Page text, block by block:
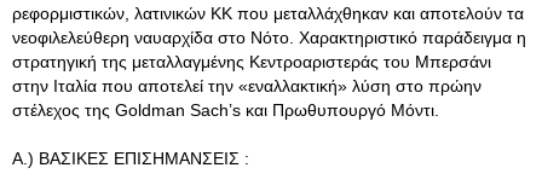
ρεφορμιστικών, λατινικών ΚΚ που μεταλλάχθηκαν και αποτελούν τα
νεοφιλελεύθερη ναυαρχίδα στο Νότο. Χαρακτηριστικό παράδειγμα η
στρατηγική της μεταλλαγμένης Κεντροαριστεράς του Μπερσάνι
στην Ιταλία που αποτελεί την «εναλλακτική» λύση στο πρώην
στέλεχος της Goldman Sach’s και Πρωθυπουργό Μόντι.
Α.) ΒΑΣΙΚΕΣ ΕΠΙΣΗΜΑΝΣΕΙΣ :